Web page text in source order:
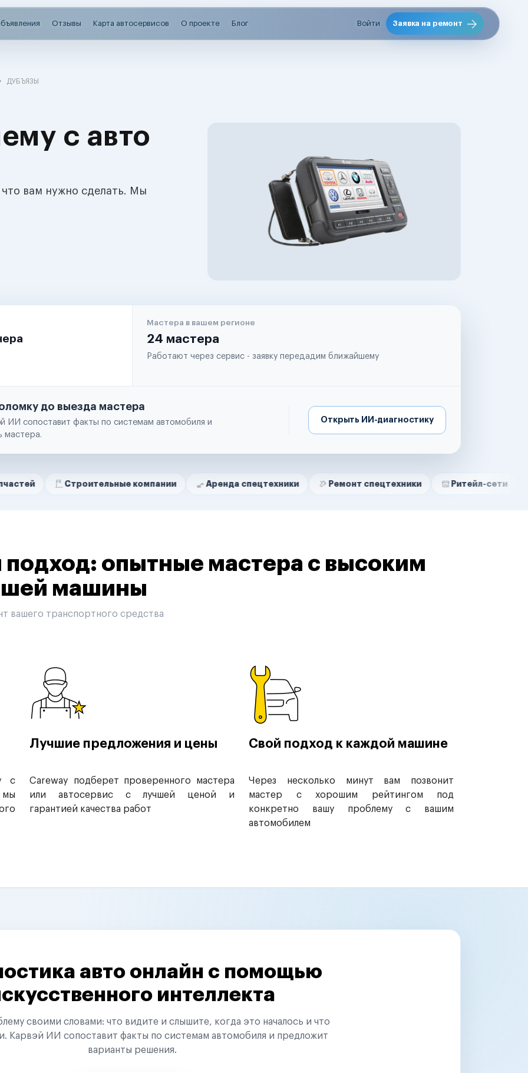
Отзывы Карта автосервисов О проекте Блог Войти Заявка на ремонт
ДУБЪЯЗЫ
с авто
вам нужно сделать. Мы
Мастера в вашем регионе
24 мастера
Работают через сервис - заявку передадим ближайшему
до выезда мастера
ИИ сопоставит факты по системам автомобиля и
мастера.
Открыть ИИ-диагностику
Строительные компании Аренда спецтехники Ремонт спецтехники Ритейл-сети
опытные мастера с высоким
машины
вашего транспортного средства
с
мы
Лучшие предложения и цены
Careway подберет проверенного мастера
или автосервис с лучшей ценой и
гарантией качества работ
Свой подход к каждой машине
Через несколько минут вам позвонит
мастер с хорошим рейтингом под
конкретно вашу проблему с вашим
автомобилем
авто онлайн с помощью
интеллекта
своими словами: что видите и слышите, когда это началось и что
Карвэй ИИ сопоставит факты по системам автомобиля и предложит
варианты решения.